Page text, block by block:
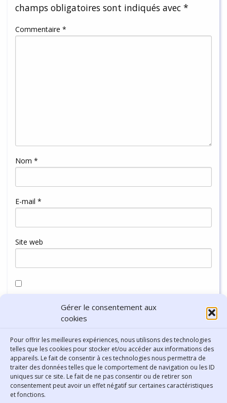
Gérer le consentement aux
cookies
Pour offrir les meilleures expériences, nous utilisons des technologies
telles que les cookies pour stocker et/ou accéder aux informations des
appareils. Le fait de consentir à ces technologies nous permettra de
traiter des données telles que le comportement de navigation ou les ID
uniques sur ce site. Le fait de ne pas consentir ou de retirer son
consentement peut avoir un effet négatif sur certaines caractéristiques
et fonctions.
champs obligatoires sont indiqués avec *
Commentaire *
Nom *
E-mail *
Site web
navigateur pour mon prochain commentaire.